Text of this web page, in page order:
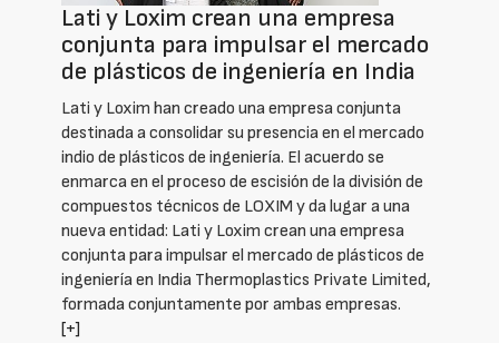
Lati y Loxim crean una empresa
conjunta para impulsar el mercado
de plásticos de ingeniería en India
Lati y Loxim han creado una empresa conjunta
destinada a consolidar su presencia en el mercado
indio de plásticos de ingeniería. El acuerdo se
enmarca en el proceso de escisión de la división de
compuestos técnicos de LOXIM y da lugar a una
nueva entidad: Lati y Loxim crean una empresa
conjunta para impulsar el mercado de plásticos de
ingeniería en India Thermoplastics Private Limited,
formada conjuntamente por ambas empresas.
[+]